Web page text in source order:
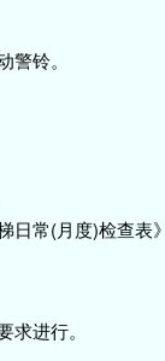
铃。
常(月度)检查表》
进行。